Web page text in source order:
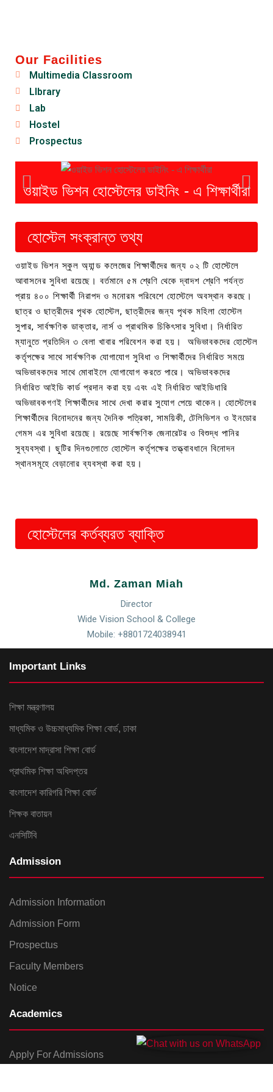
Our Facilities
Multimedia Classroom
LIbrary
Lab
Hostel
Prospectus
ওয়াইড ভিশন হোস্টেলের ডাইনিং - এ শিক্ষার্থীরা
হোস্টেল সংক্রান্ত তথ্য
ওয়াইড ভিশন স্কুল অ্যান্ড কলেজের শিক্ষার্থীদের জন্য ০২ টি হোস্টেলে
আবাসনের সুবিধা রয়েছে। বর্তমানে ৫ম শ্রেণি থেকে দ্বাদশ শ্রেণি পর্যন্ত
প্রায় ৪০০ শিক্ষার্থী নিরাপদ ও মনোরম পরিবেশে হোস্টেলে অবস্থান করছে।
ছাত্র ও ছাত্রীদের পৃথক হোস্টেল, ছাত্রীদের জন্য পৃথক মহিলা হোস্টেল
সুপার, সার্বক্ষণিক ডাক্তার, নার্স ও প্রাথমিক চিকিৎসার সুবিধা। নির্ধারিত
ম্যানুতে প্রতিদিন ৩ বেলা খাবার পরিবেশন করা হয়। অভিভাবকদের হোস্টেল
কর্তৃপক্ষের সাথে সার্বক্ষণিক যোগাযোগ সুবিধা ও শিক্ষার্থীদের নির্ধারিত সময়ে
অভিভাবকদের সাথে মোবাইলে যোগাযোগ করতে পারে। অভিভাবকদের
নির্ধারিত আইডি কার্ড প্রদান করা হয় এবং এই নির্ধারিত আইডিধারি
অভিভাবকগণই শিক্ষার্থীদের সাথে দেখা করার সুযোগ পেয়ে থাকেন। হোস্টেলের
শিক্ষার্থীদের বিনোদনের জন্য দৈনিক পত্রিকা, সাময়িকী, টেলিভিশন ও ইনডোর
গেমস এর সুবিধা রয়েছে। রয়েছে সার্বক্ষণিক জেনারেটর ও বিশুদ্ধ পানির
সুব্যবস্থা। ছুটির দিনগুলোতে হোস্টেল কর্তৃপক্ষের তত্ত্বাবধানে বিনোদন
স্থানসমূহে বেড়ানোর ব্যবস্থা করা হয়।
হোস্টেলের কর্তব্যরত ব্যাক্তি
Md. Zaman Miah
Director
Wide Vision School & College
Mobile: +8801724038941
Important Links
শিক্ষা মন্ত্রণালয়
মাধ্যমিক ও উচ্চমাধ্যমিক শিক্ষা বোর্ড, ঢাকা
বাংলাদেশ মাদ্রাসা শিক্ষা বোর্ড
প্রাথমিক শিক্ষা অধিদপ্তর
বাংলাদেশ কারিগরি শিক্ষা বোর্ড
শিক্ষক বাতায়ন
এনসিটিবি
Admission
Admission Information
Admission Form
Prospectus
Faculty Members
Notice
Academics
Apply For Admissions